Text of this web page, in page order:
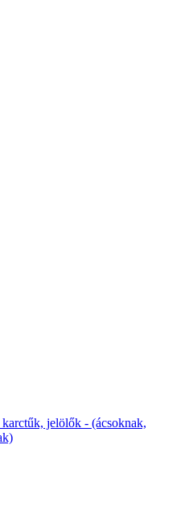
jelölők - (ácsoknak,